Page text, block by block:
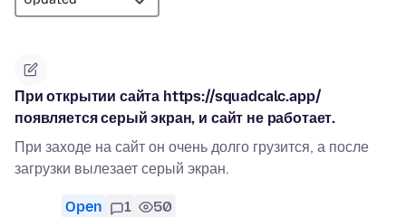
При открытии сайта https://squadcalc.app/
появляется серый экран, и сайт не работает.
При заходе на сайт он очень долго грузится, а после
загрузки вылезает серый экран.
Open 1 50